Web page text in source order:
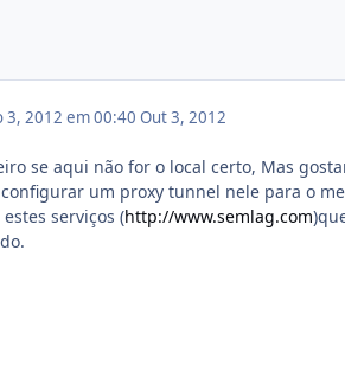
3, 2012 em 00:40 Out 3, 2012
se aqui não for o local certo, Mas
configurar um proxy tunnel nele para o
serviços (http://www.semlag.com